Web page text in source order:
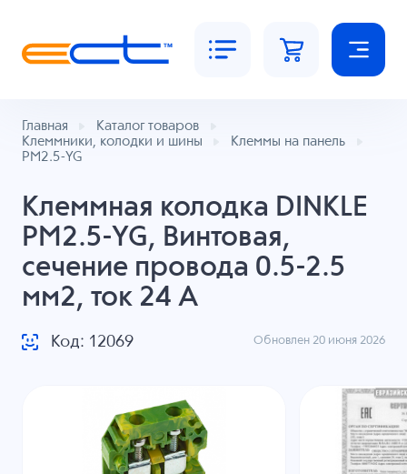
Главная
Каталог товаров
Клеммники, колодки и шины
Клеммы на панель
PM2.5-YG
Клеммная колодка DINKLE
PM2.5-YG, Винтовая,
сечение провода 0.5-2.5
мм2, ток 24 A
Код: 12069 Обновлен 20 июня 2026